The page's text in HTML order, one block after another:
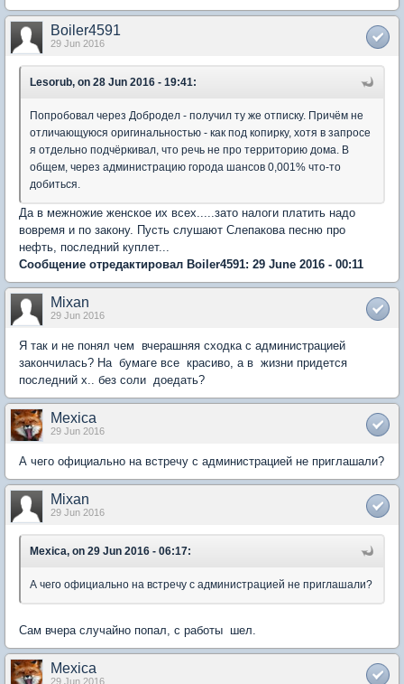
Boiler4591
29 Jun 2016
Lesorub, on 28 Jun 2016 - 19:41:
Попробовал через Добродел - получил ту же отписку. Причём не
отличающуюся оригинальностью - как под копирку, хотя в запросе
я отдельно подчёркивал, что речь не про территорию дома. В
общем, через администрацию города шансов 0,001% что-то
добиться.
Да в межножие женское их всех.....зато налоги платить надо
вовремя и по закону. Пусть слушают Слепакова песню про
нефть, последний куплет...
Сообщение отредактировал Boiler4591: 29 June 2016 - 00:11
Mixan
29 Jun 2016
Я так и не понял чем вчерашняя сходка с администрацией
закончилась? На бумаге все красиво, а в жизни придется
последний х.. без соли доедать?
Mexica
29 Jun 2016
А чего официально на встречу с администрацией не приглашали?
Mixan
29 Jun 2016
Mexica, on 29 Jun 2016 - 06:17:
А чего официально на встречу с администрацией не приглашали?
Сам вчера случайно попал, с работы шел.
Mexica
29 Jun 2016